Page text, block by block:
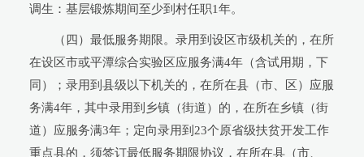
调生：基层锻炼期间至少到村任职1年。
（四）最低服务期限。录用到设区市级机关的，在所
在设区市或平潭综合实验区应服务满4年（含试用期，下
同）；录用到县级以下机关的，在所在县（市、区）应服
务满4年，其中录用到乡镇（街道）的，在所在乡镇（街
道）应服务满3年；定向录用到23个原省级扶贫开发工作
重点县的，须签订最低服务期限协议，在所在县（市、